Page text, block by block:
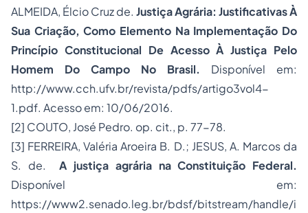
ALMEIDA, Élcio Cruz de. Justiça Agrária: Justificativas À
Sua Criação, Como Elemento Na Implementação Do
Princípio Constitucional De Acesso À Justiça Pelo
Homem Do Campo No Brasil. Disponível em:
http://www.cch.ufv.br/revista/pdfs/artigo3vol4-
1.pdf. Acesso em: 10/06/2016.
[2] COUTO, José Pedro. op. cit., p. 77-78.
[3] FERREIRA, Valéria Aroeira B. D.; JESUS, A. Marcos da
S. de.A justiça agrária na Constituição Federal.
Disponível em:
https://www2.senado.leg.br/bdsf/bitstream/handle/i